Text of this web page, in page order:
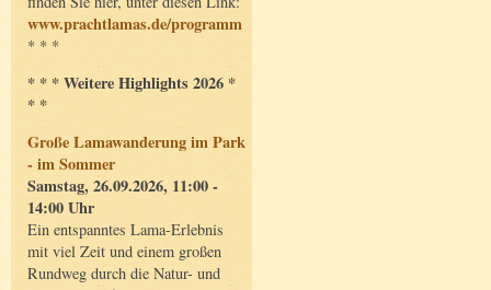
www.prachtlamas.de/programm
* * *
* * * Weitere Highlights 2026 *
* *
Große Lamawanderung im Park
- im Sommer
Samstag, 26.09.2026, 11:00 -
14:00 Uhr
Ein entspanntes Lama-Erlebnis
mit viel Zeit und einem großen
Rundweg durch die Natur- und